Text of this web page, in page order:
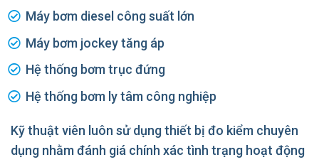
Máy bơm diesel công suất lớn
Máy bơm jockey tăng áp
Hệ thống bơm trục đứng
Hệ thống bơm ly tâm công nghiệp
Kỹ thuật viên luôn sử dụng thiết bị đo kiểm chuyên
dụng nhằm đánh giá chính xác tình trạng hoạt động